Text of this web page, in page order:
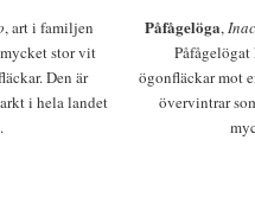
, art i familjen
stor vit
Den är
i hela landet
Påfågelöga,
ögonfläckar mot
övervintrar